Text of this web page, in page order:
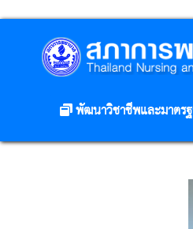
พัฒนาวิชาชีพและมาตร